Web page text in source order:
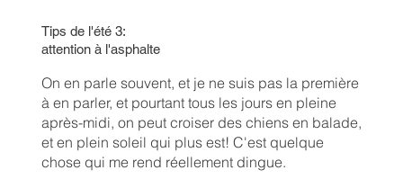
Tips de l'été 3:
attention à l'asphalte
On en parle souvent, et je ne suis pas la première
à en parler, et pourtant tous les jours en pleine
après-midi, on peut croiser des chiens en balade,
et en plein soleil qui plus est! C'est quelque
chose qui me rend réellement dingue.